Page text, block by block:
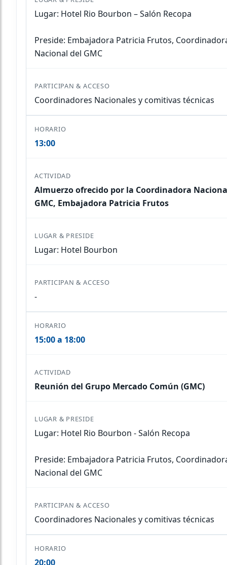
Lugar: Hotel Rio Bourbon – Salón Recopa
Preside: Embajadora Patricia Frutos,
Nacional del GMC
Coordinadores Nacionales y comitivas técnicas
13:00
Almuerzo ofrecido por la Coordinadora
GMC, Embajadora Patricia Frutos
Lugar: Hotel Bourbon
-
15:00 a 18:00
Reunión del Grupo Mercado Común (GMC)
Lugar: Hotel Rio Bourbon - Salón Recopa
Preside: Embajadora Patricia Frutos,
Nacional del GMC
Coordinadores Nacionales y comitivas técnicas
20:00